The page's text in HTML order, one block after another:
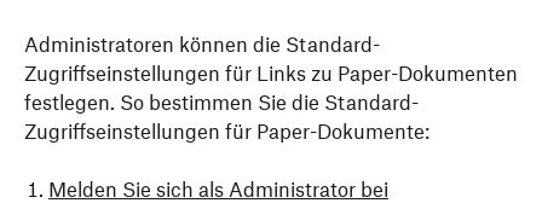
Administratoren können die Standard-
Zugriffseinstellungen für Links zu Paper-Dokumenten
festlegen. So bestimmen Sie die Standard-
Zugriffseinstellungen für Paper-Dokumente:
Melden Sie sich als Administrator bei